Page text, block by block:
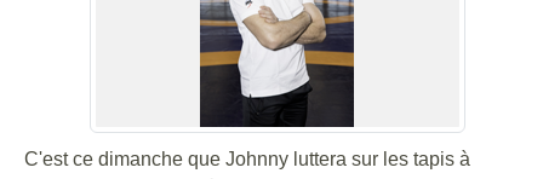
C'est ce dimanche que Johnny luttera sur les tapis à